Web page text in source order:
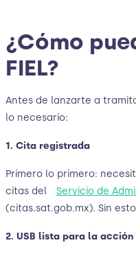
¿Cómo
FIEL?
Antes de lanzarte a
lo necesario:
1. Cita registrada
Primero lo primero:
citas del
Servicio de
(citas.sat.gob.mx). Sin
2. USB lista para la acción